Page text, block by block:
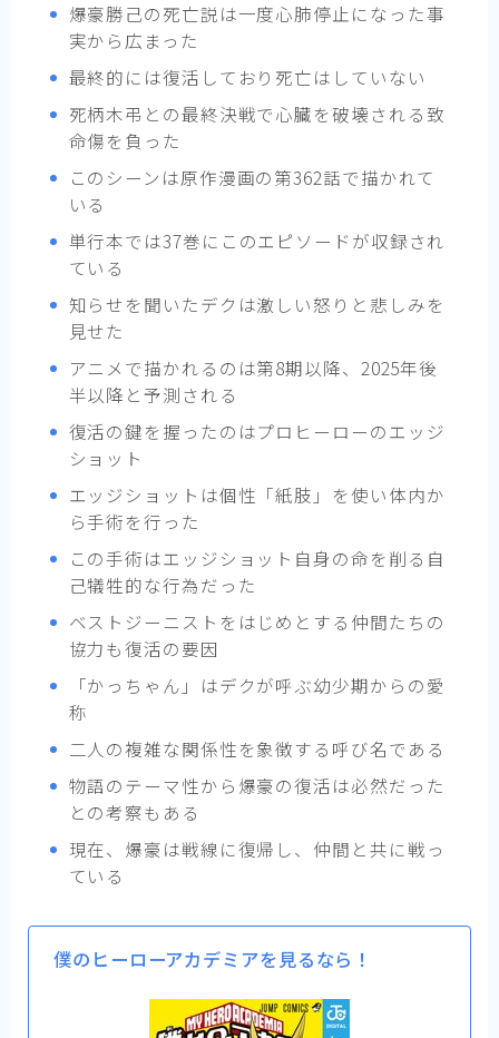
爆豪勝己の死亡説は一度心肺停止になった事
実から広まった
最終的には復活しており死亡はしていない
死柄木弔との最終決戦で心臓を破壊される致
命傷を負った
このシーンは原作漫画の第362話で描かれて
いる
単行本では37巻にこのエピソードが収録され
ている
知らせを聞いたデクは激しい怒りと悲しみを
見せた
アニメで描かれるのは第8期以降、2025年後
半以降と予測される
復活の鍵を握ったのはプロヒーローのエッジ
ショット
エッジショットは個性「紙肢」を使い体内か
ら手術を行った
この手術はエッジショット自身の命を削る自
己犠牲的な行為だった
ベストジーニストをはじめとする仲間たちの
協力も復活の要因
「かっちゃん」はデクが呼ぶ幼少期からの愛
称
二人の複雑な関係性を象徴する呼び名である
物語のテーマ性から爆豪の復活は必然だった
との考察もある
現在、爆豪は戦線に復帰し、仲間と共に戦っ
ている
僕のヒーローアカデミアを見るなら！